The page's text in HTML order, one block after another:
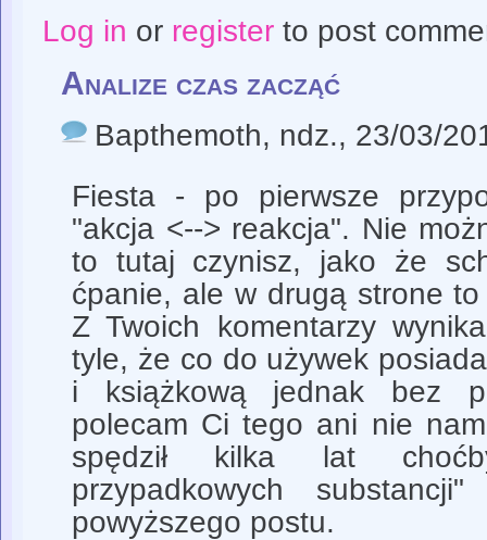
Log in or registerto post
Analize czas zacząć
Bapthemoth, ndz., 23/03/
Fiesta - po pierwsze
"akcja <--> reakcja". Nie
to tutaj czynisz, jako że
ćpanie, ale w drugą strone
Z Twoich komentarzy
tyle, że co do używek
i książkową jednak bez
polecam Ci tego ani nie
spędził kilka lat
przypadkowych substancji"
powyższego postu.